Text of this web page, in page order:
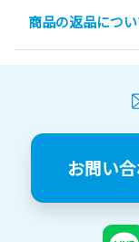
商品の返品につ
お問い